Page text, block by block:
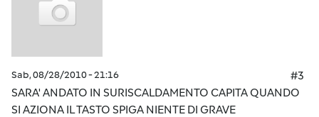
Sab, 08/28/2010 - 21:16
#3
SARA' ANDATO IN SURISCALDAMENTO CAPITA QUANDO
SI AZIONA IL TASTO SPIGA NIENTE DI GRAVE